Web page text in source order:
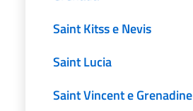
Saint Kitss e Nevis
Saint Lucia
Saint Vincent e Grenadine